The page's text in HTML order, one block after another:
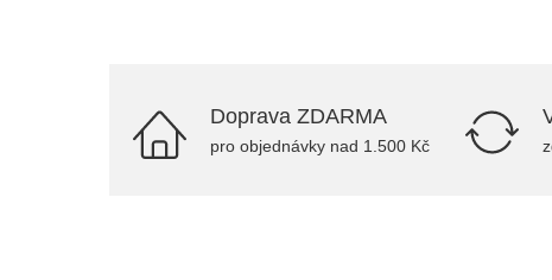
Doprava ZDARMA
pro objednávky nad 1.500 Kč